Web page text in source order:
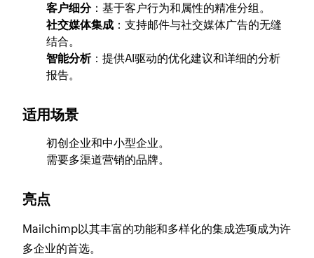
客户细分：基于客户行为和属性的精准分组。
社交媒体集成 ：支持邮件与社交媒体广告的无缝
结合。
智能分析：提供AI驱动的优化建议和详细的分析
报告。
适用场景
初创企业和中小型企业。
需要多渠道营销的品牌。
亮点
Mailchimp以其丰富的功能和多样化的集成选项成为许
多企业的首选。